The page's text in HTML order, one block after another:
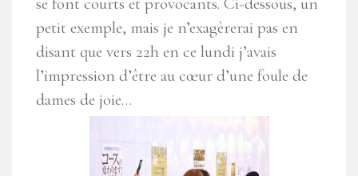
petit exemple, mais je n’exagèrerai pas en
disant que vers 22h en ce lundi j’avais
l’impression d’être au cœur d’une foule de
dames de joie…